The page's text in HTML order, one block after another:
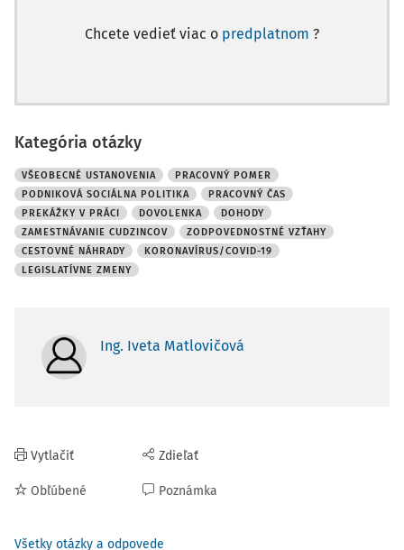
Chcete vedieť viac o predplatnom ?
Kategória otázky
VŠEOBECNÉ USTANOVENIA
PRACOVNÝ POMER
PODNIKOVÁ SOCIÁLNA POLITIKA
PRACOVNÝ ČAS
PREKÁŽKY V PRÁCI
DOVOLENKA
DOHODY
ZAMESTNÁVANIE CUDZINCOV
ZODPOVEDNOSTNÉ VZŤAHY
CESTOVNÉ NÁHRADY
KORONAVÍRUS/COVID-19
LEGISLATÍVNE ZMENY
Ing. Iveta Matlovičová
Vytlačiť
Obľúbené
Zdieľať
Poznámka
Všetky otázky a odpovede